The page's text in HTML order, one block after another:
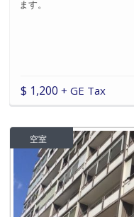
ます。
$ 1,200 + GE Tax
空室